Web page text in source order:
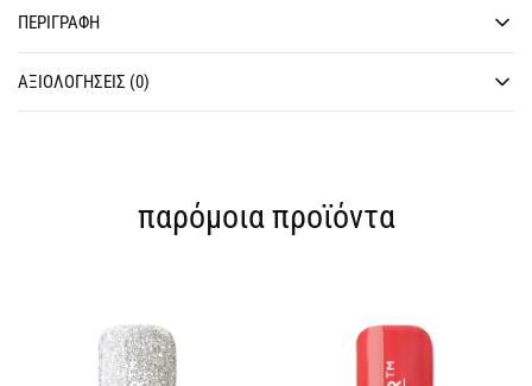
ΠΕΡΙΓΡΑΦΉ
ΑΞΙΟΛΟΓΉΣΕΙΣ (0)
παρόμοια προϊόντα